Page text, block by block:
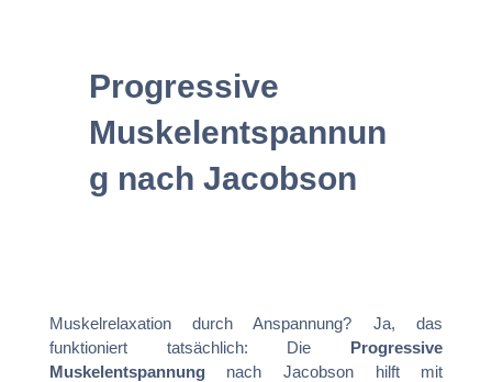
Progressive
Muskelentspannun
g nach Jacobson
Muskelrelaxation durch Anspannung? Ja, das
funktioniert tatsächlich: Die Progressive
Muskelentspannungnach Jacobson hilft mit